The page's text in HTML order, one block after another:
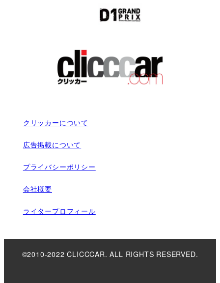
クリッカーについて
広告掲載について
プライバシーポリシー
会社概要
ライタープロフィール
©2010-2022 CLICCCAR. ALL RIGHTS RESERVED.